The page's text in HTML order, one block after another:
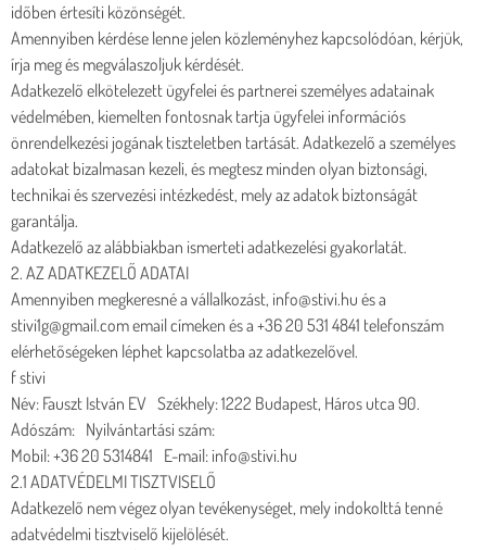
időben értesíti közönségét.
Amennyiben kérdése lenne jelen közleményhez kapcsolódóan, kérjük,
írja meg és megválaszoljuk kérdését.
Adatkezelő elkötelezett ügyfelei és partnerei személyes adatainak
védelmében, kiemelten fontosnak tartja ügyfelei információs
önrendelkezési jogának tiszteletben tartását. Adatkezelő a személyes
adatokat bizalmasan kezeli, és megtesz minden olyan biztonsági,
technikai és szervezési intézkedést, mely az adatok biztonságát
garantálja.
Adatkezelő az alábbiakban ismerteti adatkezelési gyakorlatát.
2. AZ ADATKEZELŐ ADATAI
Amennyiben megkeresné a vállalkozást, info@stivi.hu és a
stivi1g@gmail.com email címeken és a +36 20 531 4841 telefonszám
elérhetőségeken léphet kapcsolatba az adatkezelővel.
f stivi
Név: Fauszt István EV Székhely: 1222 Budapest, Háros utca 90.
Adószám: Nyilvántartási szám:
Mobil: +36 20 5314841 E-mail: info@stivi.hu
2.1 ADATVÉDELMI TISZTVISELŐ
Adatkezelő nem végez olyan tevékenységet, mely indokolttá tenné
adatvédelmi tisztviselő kijelölését.